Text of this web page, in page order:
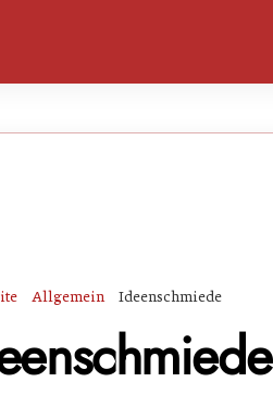
Allgemein Ideenschmiede